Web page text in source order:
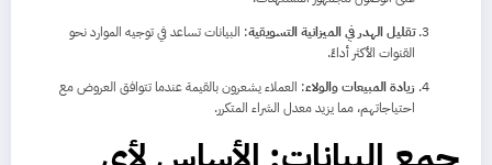
تقليل الهدر في الميزانية التسويقية: البيانات تساعد في توجيه الموارد نحو
القنوات الأكثر أداءً.
زيادة المبيعات والولاء: العملاء يشعرون بالقيمة عندما تتوافق العروض مع
احتياجاتهم، مما يزيد معدل الشراء المتكرر.